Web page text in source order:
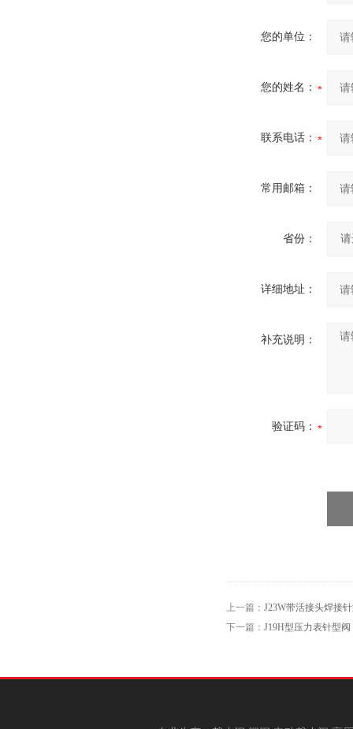
您的单位：
您的姓名：
联系电话：
常用邮箱：
省份：
详细地址：
补充说明：
验证码：
上一篇： J23W带活接头焊接
下一篇： J19H型压力表针型阀